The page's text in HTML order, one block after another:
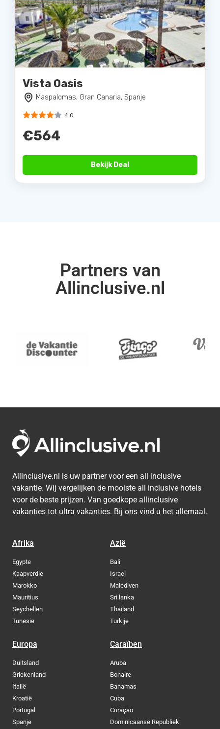
Vista Oasis
Maspalomas, Gran Canaria, Spanje
4.0
€564
Bekijk Deal
Partners van
Allinclusive.nl
Allinclusive.nl is uw partner voor een all inclusive
vakantie. Wij vergelijken de mooiste all inclusive hotels
voor de beste prijzen. Van goedkope allinclusive
vakanties tot ultra vakanties. Bij ons vind u het allemaal.
Afrika
Egypte
Kaapverdie
Marokko
Mauritius
Seychellen
Tunesie
Azië
Bali
Israel
Malediven
Sri lanka
Thailand
Turkije
Europa
Duitsland
Griekenland
Italië
Kroatië
Portugal
Spanje
Caraïben
Aruba
Bonaire
Bahamas
Cuba
Curaçao
Dominicaanse Republiek